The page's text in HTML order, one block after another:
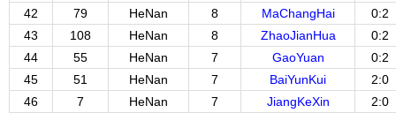
42
79 HeNan 8 MaChangHai
0:2
43
108 HeNan 8 ZhaoJianHua
0:2
44
55 HeNan 7 GaoYuan
0:2
45
51 HeNan 7 BaiYunKui
2:0
46
7 HeNan 7 JiangKeXin
2:0